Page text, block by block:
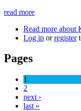
read more
Read more about
Log in orregister
Pages
1
2
next ›
last »